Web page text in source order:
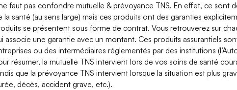
faut pas confondre mutuelle & prévoyance TNS. En effet, ce sont
la santé (au sens large) mais ces produits ont des garanties
se présentent sous forme de contrat. Vous retrouverez sur
associe une garantie avec un montant. Ces produits assurantiels
ou des intermédiaires réglementés par des institutions
résumer, la mutuelle TNS intervient lors de vos soins de santé
que la prévoyance TNS intervient lorsque la situation est plus
décès, accident grave, etc.).